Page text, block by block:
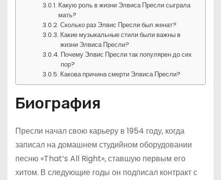
Какую роль в жизни Элвиса Пресли сыграла
мать?
Сколько раз Элвис Пресли был женат?
Какие музыкальные стили были важны в
жизни Элвиса Пресли?
Почему Элвис Пресли так популярен до сих
пор?
Какова причина смерти Элвиса Пресли?
Биография
Пресли начал свою карьеру в 1954 году, когда
записал на домашнем студийном оборудовании
песню «That’s All Right», ставшую первым его
хитом. В следующие годы он подписал контракт с